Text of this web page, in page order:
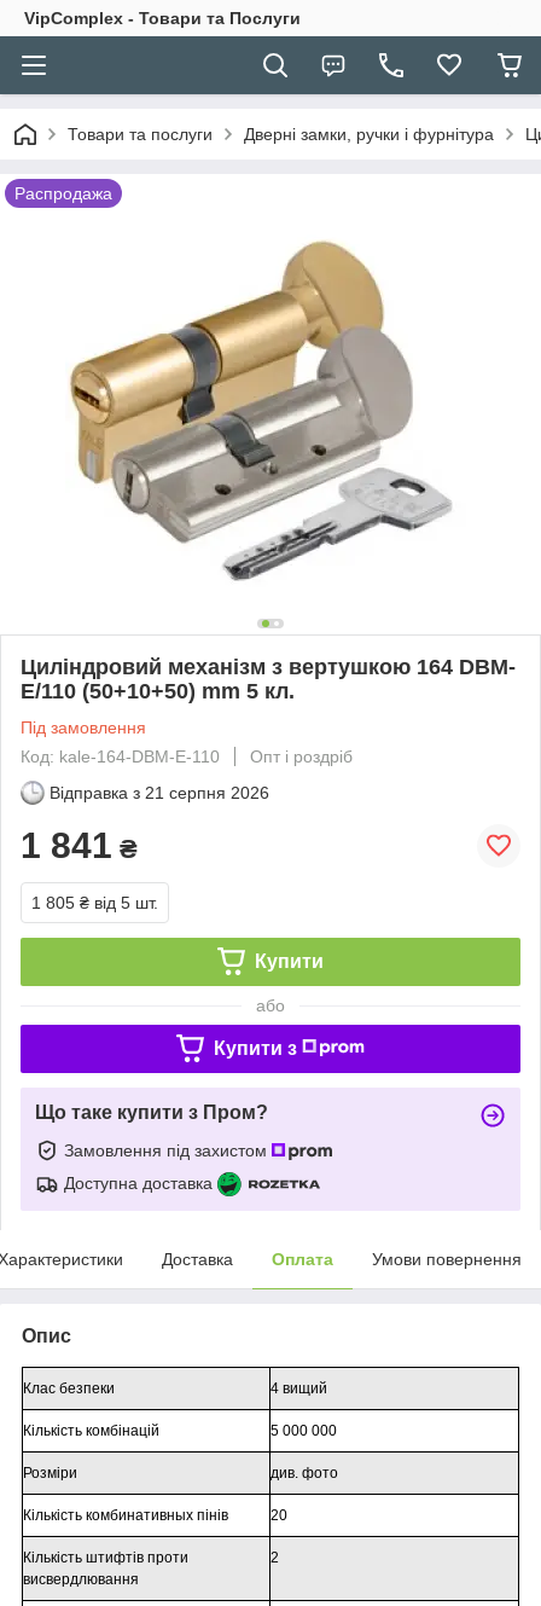
VipComplex - Товари та Послуги
Товари та послуги Дверні замки, ручки і фурнітура
Распродажа
Циліндровий механізм з вертушкою 164 DBM-
E/110 (50+10+50) mm 5 кл.
Під замовлення
Код: kale-164-DBM-E-110
Опт і роздріб
Відправка з 21 серпня 2026
1 841 ₴
1 805 ₴ від 5 шт.
Купити
або
Купити з
Що таке купити з Пром?
Замовлення під захистом
Доступна доставка
Доставка Оплата Умови повернення
Опис
Клас безпеки 4 вищий
Кількість комбінацій 5 000 000
Розміри див. фото
Кількість комбинативных пінів 20
Кількість штифтів проти
висвердлювання
2